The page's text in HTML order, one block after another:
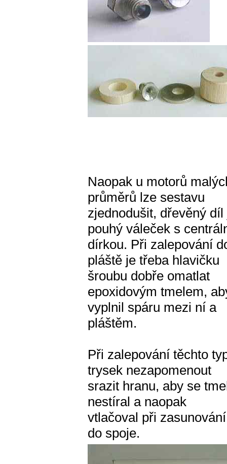
Naopak u motorů
průměrů lze sestavu
zjednodušit, dřevěný díl
pouhý váleček s
dírkou. Při zalepování
pláště je třeba hlavičku
šroubu dobře omatlat
epoxidovým tmelem,
vyplnil spáru mezi ní a
pláštěm.
Při zalepování těchto
trysek nezapomenout
srazit hranu, aby se
nestíral a naopak
vtlačoval při zasunování
do spoje.